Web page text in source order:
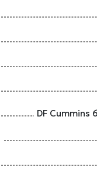
DF Cummins